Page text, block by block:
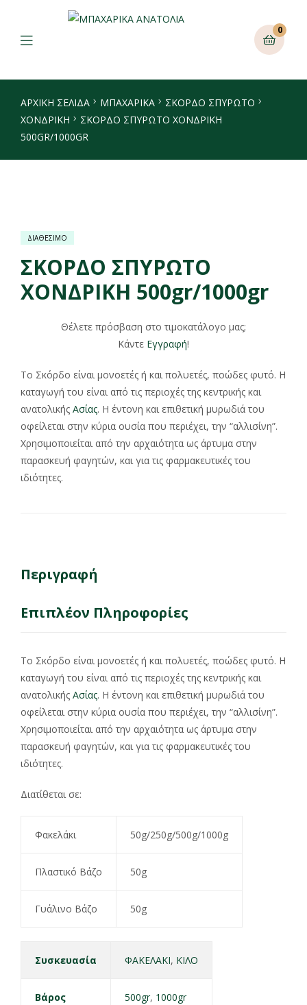
0
ΑΡΧΙΚΉ ΣΕΛΊΔΑ ΜΠΑΧΑΡΙΚΑ
ΣΚΌΡΔΟ ΣΠΥΡΩΤΌ
ΧΟΝΔΡΙΚΉ
ΣΚΟΡΔΟ ΣΠΥΡΩΤΟ ΧΟΝΔΡΙΚΗ
500GR/1000GR
ΔΙΑΘΕΣΙΜΟ
ΣΚΟΡΔΟ ΣΠΥΡΩΤΟ
ΧΟΝΔΡΙΚΗ 500gr/1000gr
Θέλετε πρόσβαση στο τιμοκατάλογο μας;
Κάντε Εγγραφή!
Το Σκόρδο είναι μονοετές ή και πολυετές, ποώδες φυτό. Η
καταγωγή του είναι από τις περιοχές της κεντρικής και
ανατολικής Ασίας. Η έντονη και επιθετική μυρωδιά του
οφείλεται στην κύρια ουσία που περιέχει, την “αλλισίνη”.
Χρησιμοποιείται από την αρχαιότητα ως άρτυμα στην
παρασκευή φαγητών, και για τις φαρμακευτικές του
ιδιότητες.
Περιγραφή
Επιπλέον Πληροφορίες
Το Σκόρδο είναι μονοετές ή και πολυετές, ποώδες φυτό. Η
καταγωγή του είναι από τις περιοχές της κεντρικής και
ανατολικής Ασίας. Η έντονη και επιθετική μυρωδιά του
οφείλεται στην κύρια ουσία που περιέχει, την “αλλισίνη”.
Χρησιμοποιείται από την αρχαιότητα ως άρτυμα στην
παρασκευή φαγητών, και για τις φαρμακευτικές του
ιδιότητες.
Διατίθεται σε:
Φακελάκι 50g/250g/500g/1000g
Πλαστικό Βάζο 50g
Γυάλινο Βάζο 50g
Συσκευασία ΦΑΚΕΛΑΚΙ, ΚΙΛΟ
Βάρος 500gr, 1000gr